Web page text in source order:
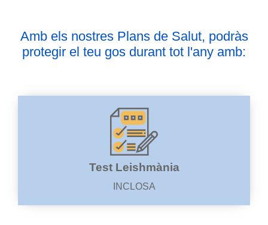
Amb els nostres Plans de Salut, podràs
protegir el teu gos durant tot l'any amb:
Test Leishmània
INCLOSA